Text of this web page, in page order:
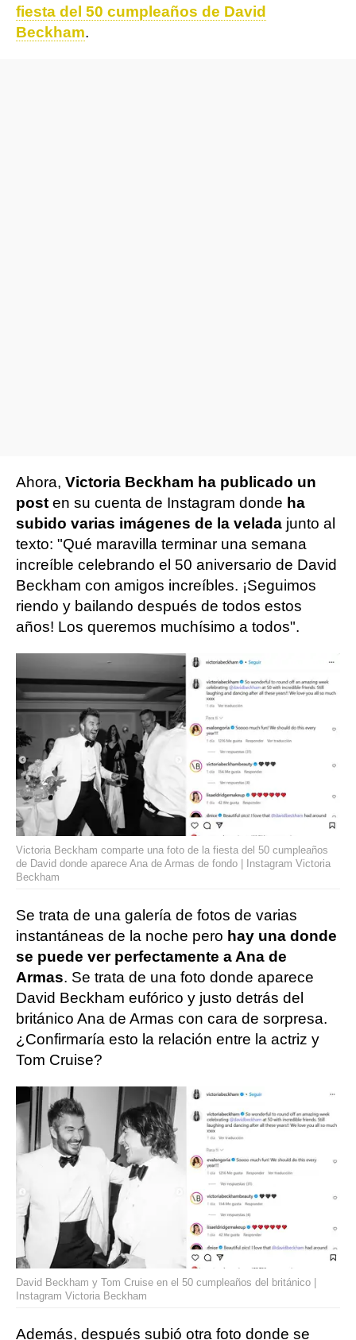
fiesta del 50 cumpleaños de David
Beckham.
Ahora, Victoria Beckham ha publicado un
post en su cuenta de Instagram donde ha
subido varias imágenes de la velada junto al
texto: "Qué maravilla terminar una semana
increíble celebrando el 50 aniversario de David
Beckham con amigos increíbles. ¡Seguimos
riendo y bailando después de todos estos
años! Los queremos muchísimo a todos".
Victoria Beckham comparte una foto de la fiesta del 50 cumpleaños
de David donde aparece Ana de Armas de fondo | Instagram Victoria
Beckham
Se trata de una galería de fotos de varias
instantáneas de la noche pero hay una donde
se puede ver perfectamente a Ana de
Armas. Se trata de una foto donde aparece
David Beckham eufórico y justo detrás del
británico Ana de Armas con cara de sorpresa.
¿Confirmaría esto la relación entre la actriz y
Tom Cruise?
David Beckham y Tom Cruise en el 50 cumpleaños del británico |
Instagram Victoria Beckham
Además, después subió otra foto donde se